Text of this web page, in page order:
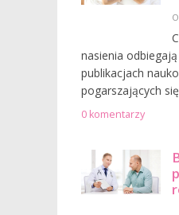
nasienia
publikacjach
pogarszających
0 komentarzy